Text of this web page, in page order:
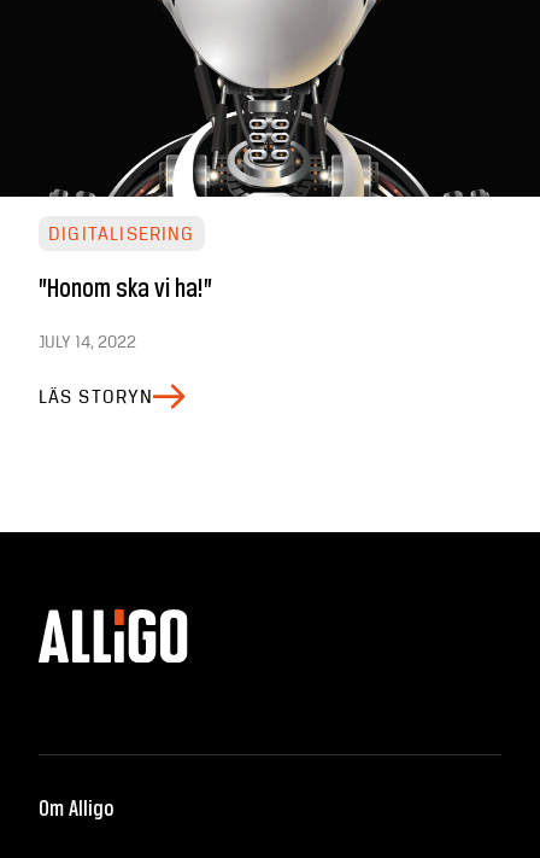
DIGITALISERING
”Honom ska vi ha!”
JULY 14, 2022
LÄS STORYN
Om Alligo